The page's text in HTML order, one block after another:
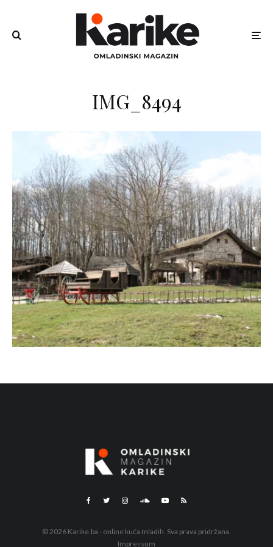
IMG_8494
© 2026 Karike.ba - online kuća mladih. Sva prava pridržana.
Impressum